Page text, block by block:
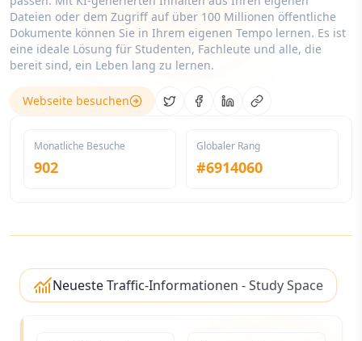
Dateien oder dem Zugriff auf über 100 Millionen öffentliche
Dokumente können Sie in Ihrem eigenen Tempo lernen. Es ist
eine ideale Lösung für Studenten, Fachleute und alle, die
bereit sind, ein Leben lang zu lernen.
Webseite besuchen Share on Twitter
Share on Facebook
Share on LinkedIn
Copy link
Monatliche Besuche
902
Globaler Rang
#6914060
Neueste Traffic-Informationen - Study Space